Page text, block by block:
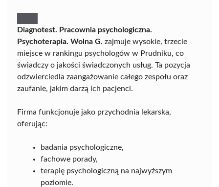
Diagnotest. Pracownia psychologiczna.
Psychoterapia. Wolna G. zajmuje wysokie, trzecie
miejsce w rankingu psychologów w Prudniku, co
świadczy o jakości świadczonych usług. Ta pozycja
odzwierciedla zaangażowanie całego zespołu oraz
zaufanie, jakim darzą ich pacjenci.
Firma funkcjonuje jako przychodnia lekarska,
oferując:
badania psychologiczne,
fachowe porady,
terapię psychologiczną na najwyższym
poziomie.